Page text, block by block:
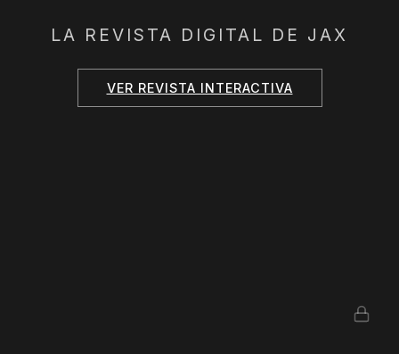
LA REVISTA DIGITAL DE JAX
VER REVISTA INTERACTIVA